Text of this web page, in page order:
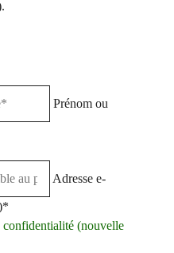
Prénom ou
Adresse e-
confidentialité (nouvelle